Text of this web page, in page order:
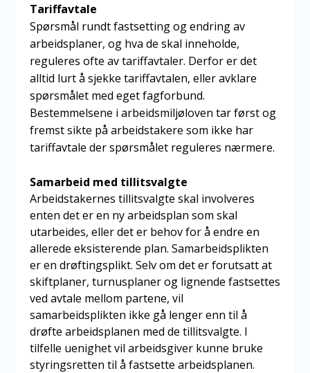
Tariffavtale
Spørsmål rundt fastsetting og endring av
arbeidsplaner, og hva de skal inneholde,
reguleres ofte av tariffavtaler. Derfor er det
alltid lurt å sjekke tariffavtalen, eller avklare
spørsmålet med eget fagforbund.
Bestemmelsene i arbeidsmiljøloven tar først og
fremst sikte på arbeidstakere som ikke har
tariffavtale der spørsmålet reguleres nærmere.
Samarbeid med tillitsvalgte
Arbeidstakernes tillitsvalgte skal involveres
enten det er en ny arbeidsplan som skal
utarbeides, eller det er behov for å endre en
allerede eksisterende plan. Samarbeidsplikten
er en drøftingsplikt. Selv om det er forutsatt at
skiftplaner, turnusplaner og lignende fastsettes
ved avtale mellom partene, vil
samarbeidsplikten ikke gå lenger enn til å
drøfte arbeidsplanen med de tillitsvalgte. I
tilfelle uenighet vil arbeidsgiver kunne bruke
styringsretten til å fastsette arbeidsplanen.